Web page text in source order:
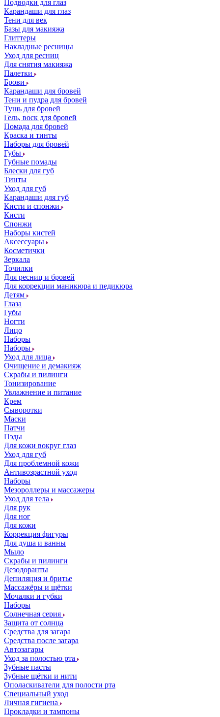
Подводки для глаз
Карандаши для глаз
Тени для век
Базы для макияжа
Глиттеры
Накладные ресницы
Уход для ресниц
Для снятия макияжа
Палетки
Брови
Карандаши для бровей
Тени и пудра для бровей
Тушь для бровей
Гель, воск для бровей
Помада для бровей
Краска и тинты
Наборы для бровей
Губы
Губные помады
Блески для губ
Тинты
Уход для губ
Карандаши для губ
Кисти и спонжи
Кисти
Спонжи
Наборы кистей
Аксессуары
Косметички
Зеркала
Точилки
Для ресниц и бровей
Для коррекции маникюра и педикюра
Детям
Глаза
Губы
Ногти
Лицо
Наборы
Наборы
Уход для лица
Очищение и демакияж
Скрабы и пилинги
Тонизирование
Увлажнение и питание
Крем
Сыворотки
Маски
Патчи
Пэды
Для кожи вокруг глаз
Уход для губ
Для проблемной кожи
Антивозрастной уход
Наборы
Мезороллеры и массажеры
Уход для тела
Для рук
Для ног
Для кожи
Коррекция фигуры
Для душа и ванны
Мыло
Скрабы и пилинги
Дезодоранты
Депиляция и бритье
Массажёры и щётки
Мочалки и губки
Наборы
Солнечная серия
Защита от солнца
Средства для загара
Средства после загара
Автозагары
Уход за полостью рта
Зубные пасты
Зубные щётки и нити
Ополаскиватели для полости рта
Специальный уход
Личная гигиена
Прокладки и тампоны